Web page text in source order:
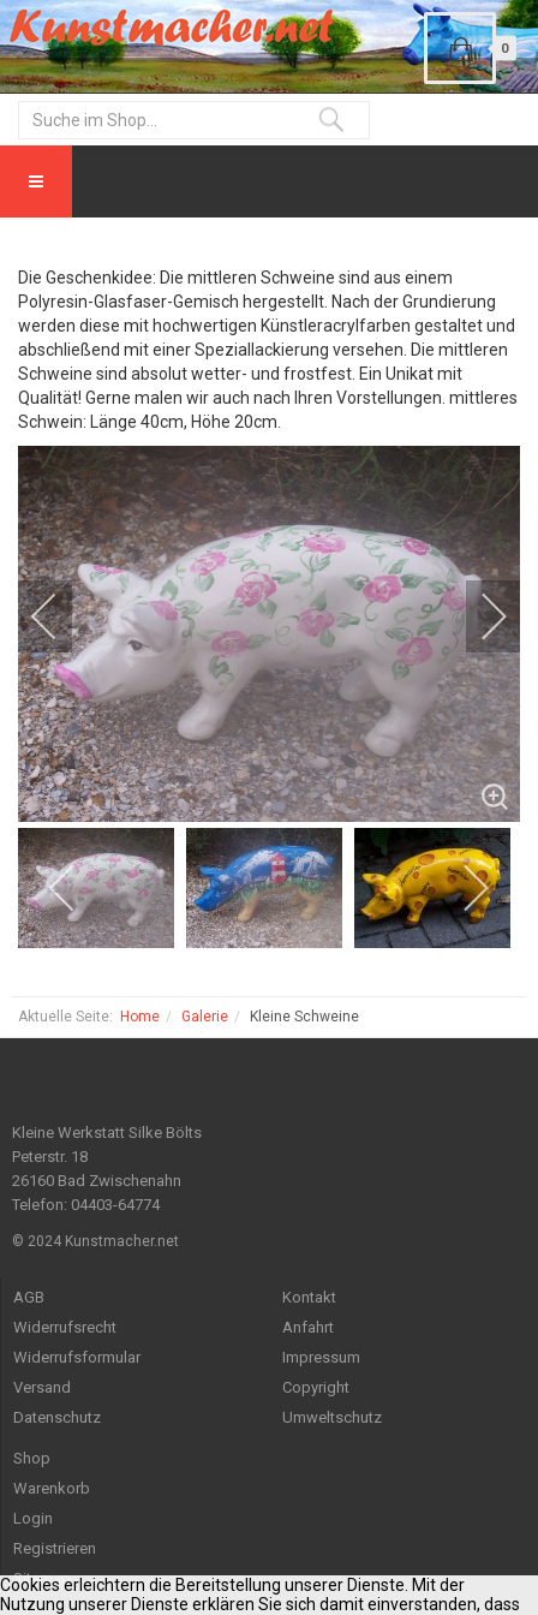
0
Die Geschenkidee: Die mittleren Schweine sind aus einem
Polyresin-Glasfaser-Gemisch hergestellt. Nach der Grundierung
werden diese mit hochwertigen Künstleracrylfarben gestaltet und
abschließend mit einer Speziallackierung versehen. Die mittleren
Schweine sind absolut wetter- und frostfest. Ein Unikat mit
Qualität! Gerne malen wir auch nach Ihren Vorstellungen. mittleres
Schwein: Länge 40cm, Höhe 20cm.
Aktuelle Seite: Home Galerie Kleine Schweine
Kleine Werkstatt Silke Bölts
Peterstr. 18
26160 Bad Zwischenahn
Telefon: 04403-64774
© 2024 Kunstmacher.net
AGB
Widerrufsrecht
Widerrufsformular
Versand
Datenschutz
Kontakt
Anfahrt
Impressum
Copyright
Umweltschutz
Shop
Warenkorb
Login
Registrieren
Sitemap
Cookies erleichtern die Bereitstellung unserer Dienste. Mit der
Nutzung unserer Dienste erklären Sie sich damit einverstanden, dass